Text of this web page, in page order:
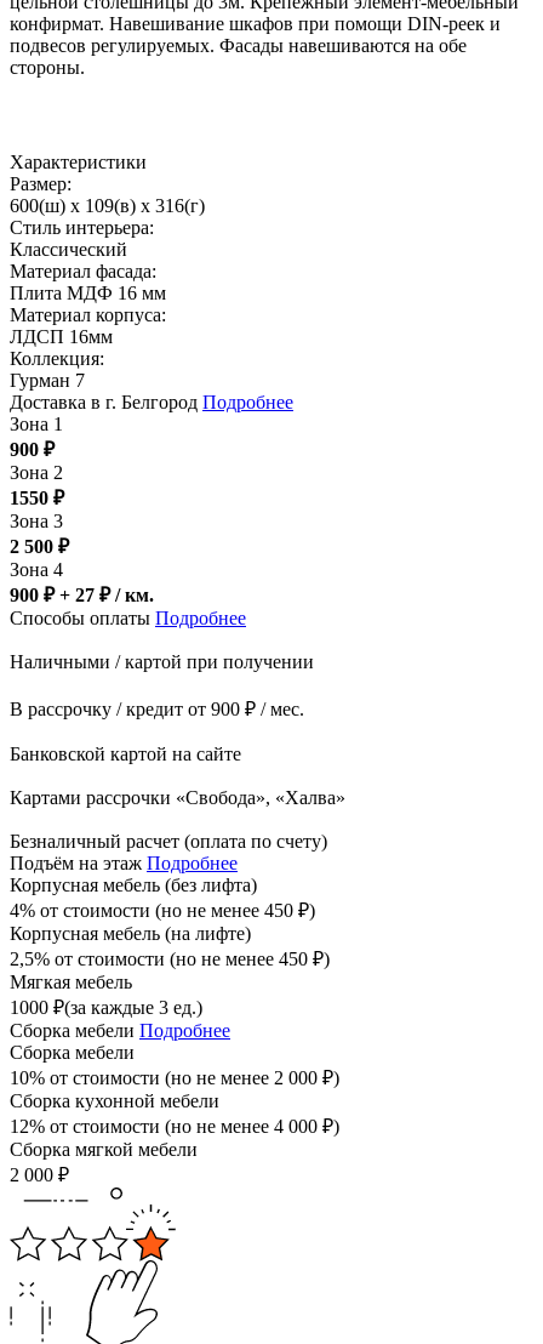
конфирмат. Навешивание шкафов при помощи DIN-реек и
подвесов регулируемых. Фасады навешиваются на обе
стороны.
Характеристики
Размер:
600(ш) x 109(в) x 316(г)
Стиль интерьера:
Классический
Материал фасада:
Плита МДФ 16 мм
Материал корпуса:
ЛДСП 16мм
Коллекция:
Гурман 7
Доставка в г. Белгород Подробнее
Зона 1
900 ₽
Зона 2
1550 ₽
Зона 3
2 500 ₽
Зона 4
900 ₽ + 27 ₽/ км.
Способы оплаты Подробнее
Наличными / картой при получении
В рассрочку / кредит от 900 ₽ / мес.
Банковской картой на сайте
Картами рассрочки «Свобода», «Халва»
Безналичный расчет (оплата по счету)
Подъём на этаж Подробнее
Корпусная мебель (без лифта)
4% от стоимости (но не менее 450 ₽)
Корпусная мебель (на лифте)
2,5% от стоимости (но не менее 450 ₽)
Мягкая мебель
1000 ₽(за каждые 3 ед.)
Сборка мебели Подробнее
Сборка мебели
10% от стоимости (но не менее 2 000 ₽)
Сборка кухонной мебели
12% от стоимости (но не менее 4 000 ₽)
Сборка мягкой мебели
2 000 ₽